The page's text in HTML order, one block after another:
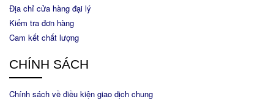
Địa chỉ cửa hàng đại lý
Kiểm tra đơn hàng
Cam kết chất lượng
CHÍNH SÁCH
Chính sách về điều kiện giao dịch chung